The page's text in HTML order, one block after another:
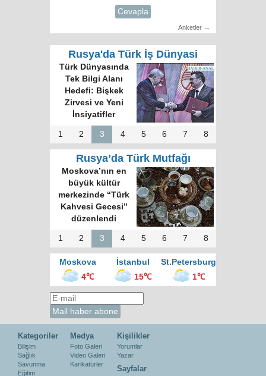
Cevapla
Anketler →
Rusya'da Türk İş Dünyasi
Türk Dünyasında
Tek Bilgi Alanı
Hedefi: Bişkek
Zirvesi ve Yeni
İnsiyatifler
1 2 3 4 5 6 7 8
Rusya’da Türk Mutfağı
Moskova’nın en
büyük kültür
merkezinde “Türk
Kahvesi Gecesi”
düzenlendi
1 2 3 4 5 6 7 8
Moskova İstanbul
St.Petersburg
4℃
15℃ 1℃
Kategoriler
Bilişim
Sağlık
Savunma
Eğitim
Medya
Foto Galeri
Video Galeri
Karikatürler
Kişilikler
Yorumlar
Yazar
Sayfalar